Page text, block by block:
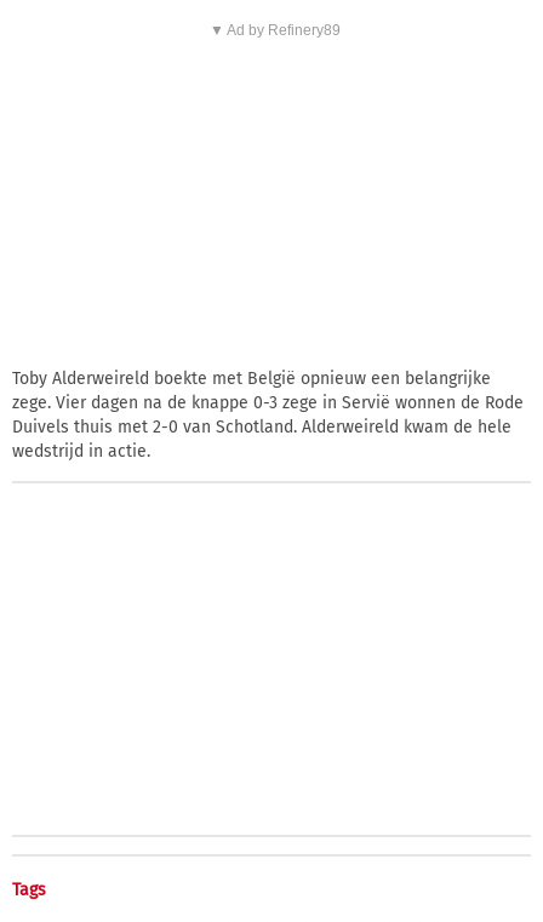
▼ Ad by Refinery89
Toby Alderweireld boekte met België opnieuw een belangrijke
zege. Vier dagen na de knappe 0-3 zege in Servië wonnen de Rode
Duivels thuis met 2-0 van Schotland. Alderweireld kwam de hele
wedstrijd in actie.
Tags